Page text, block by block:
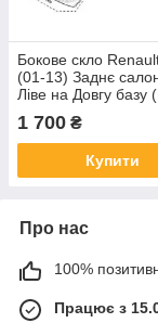
Бокове скло
(01-13) Заднє
Ліве на Довгу базу
1 700 ₴
Купити
Про нас
100%
Працює з